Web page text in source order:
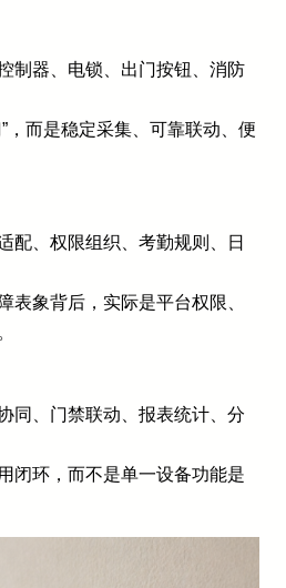
制器、电锁、出门按钮、消防
，而是稳定采集、可靠联动、便
配、权限组织、考勤规则、日
表象背后，实际是平台权限、
同、门禁联动、报表统计、分
闭环，而不是单一设备功能是